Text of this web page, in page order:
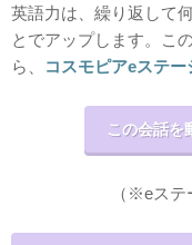
英語力は、繰り返して
とでアップします。こ
ら、
コスモピアeステー
この会話を
（※eステ